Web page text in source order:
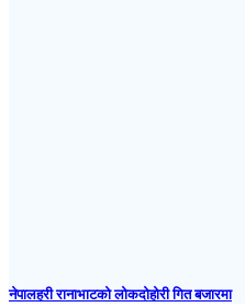
नेपालहरी रानाभाटको लोकदोहोरी गित बजारमा